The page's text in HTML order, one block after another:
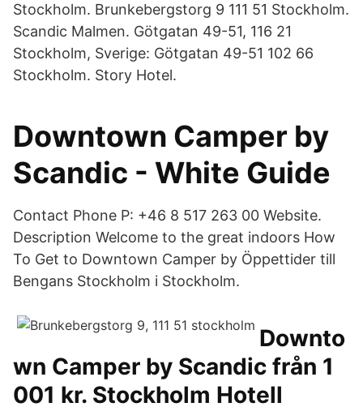
Stockholm. Brunkebergstorg 9 111 51 Stockholm.
Scandic Malmen. Götgatan 49-51, 116 21
Stockholm, Sverige: Götgatan 49-51 102 66
Stockholm. Story Hotel.
Downtown Camper by
Scandic - White Guide
Contact Phone P: +46 8 517 263 00 Website.
Description Welcome to the great indoors How
To Get to Downtown Camper by Öppettider till
Bengans Stockholm i Stockholm.
Downto
wn Camper by Scandic från 1
001 kr. Stockholm Hotell